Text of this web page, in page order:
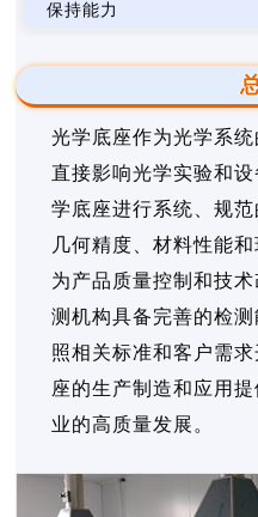
保持能力
光学底座作为光学系
直接影响光学实验和
学底座进行系统、规
几何精度、材料性能
为产品质量控制和技
测机构具备完善的检
照相关标准和客户需
座的生产制造和应用
业的高质量发展。